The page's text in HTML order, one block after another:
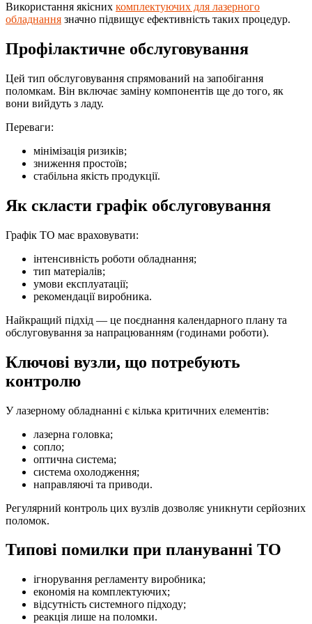
Використання якісних комплектуючих для лазерного
обладнання значно підвищує ефективність таких процедур.
Профілактичне обслуговування
Цей тип обслуговування спрямований на запобігання
поломкам. Він включає заміну компонентів ще до того, як
вони вийдуть з ладу.
Переваги:
мінімізація ризиків;
зниження простоїв;
стабільна якість продукції.
Як скласти графік обслуговування
Графік ТО має враховувати:
інтенсивність роботи обладнання;
тип матеріалів;
умови експлуатації;
рекомендації виробника.
Найкращий підхід — це поєднання календарного плану та
обслуговування за напрацюванням (годинами роботи).
Ключові вузли, що потребують
контролю
У лазерному обладнанні є кілька критичних елементів:
лазерна головка;
сопло;
оптична система;
система охолодження;
направляючі та приводи.
Регулярний контроль цих вузлів дозволяє уникнути серйозних
поломок.
Типові помилки при плануванні ТО
ігнорування регламенту виробника;
економія на комплектуючих;
відсутність системного підходу;
реакція лише на поломки.